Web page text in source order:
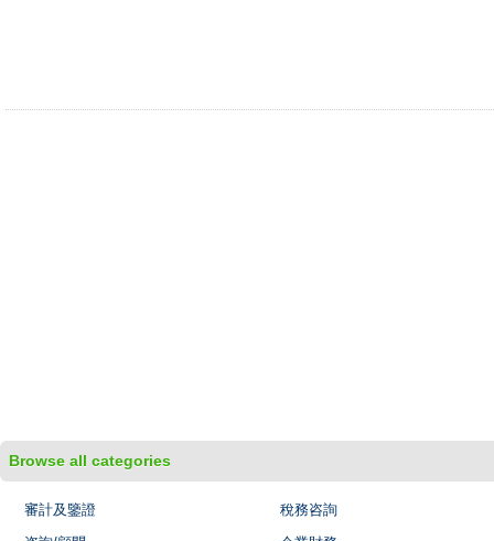
Browse all categories
審計及鑒證
稅務咨詢